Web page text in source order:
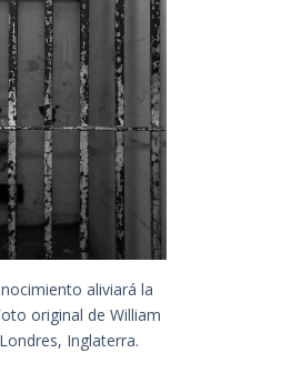
aliviará la
original de William
Inglaterra.